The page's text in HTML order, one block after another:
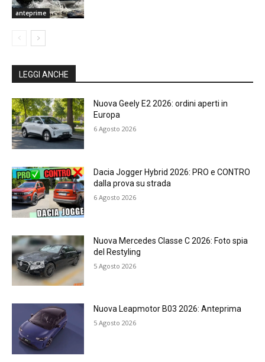
anteprime
LEGGI ANCHE
Nuova Geely E2 2026: ordini aperti in
Europa
6 Agosto 2026
Dacia Jogger Hybrid 2026: PRO e CONTRO
dalla prova su strada
6 Agosto 2026
Nuova Mercedes Classe C 2026: Foto spia
del Restyling
5 Agosto 2026
Nuova Leapmotor B03 2026: Anteprima
5 Agosto 2026